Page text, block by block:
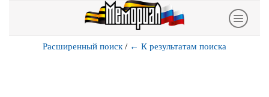
Расширенный поиск / ← К результатам поиска